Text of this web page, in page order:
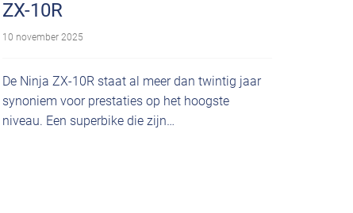
ZX-10R
10 november 2025
De Ninja ZX-10R staat al meer dan twintig jaar
synoniem voor prestaties op het hoogste
niveau. Een superbike die zijn…